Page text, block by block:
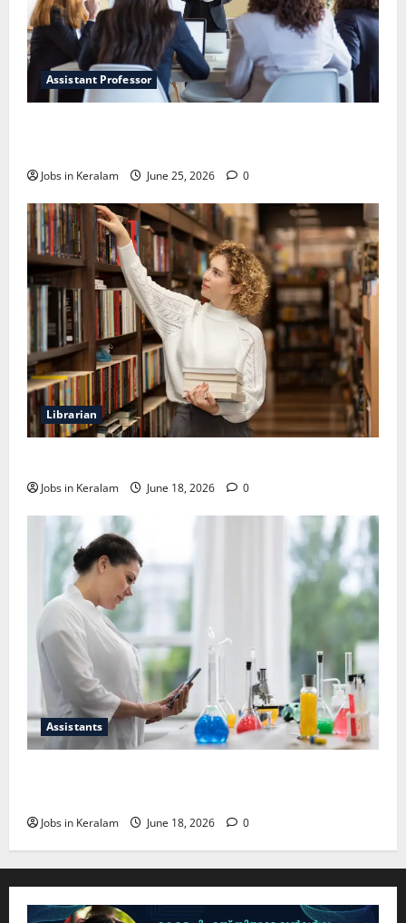
Assistant Professor
Jobs in Keralam June 25, 2026 0
Librarian
Jobs in Keralam June 18, 2026 0
Assistants
Jobs in Keralam June 18, 2026 0